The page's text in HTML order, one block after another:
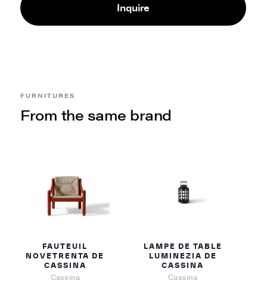
Inquire
From the same brand
FURNITURES
FAUTEUIL
NOVETRENTA DE
CASSINA
Cassina
LAMPE DE TABLE
LUMINEZIA DE
CASSINA
Cassina